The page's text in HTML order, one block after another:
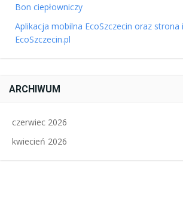
Bon ciepłowniczy
Aplikacja mobilna EcoSzczecin oraz
EcoSzczecin.pl
ARCHIWUM
czerwiec 2026
kwiecień 2026